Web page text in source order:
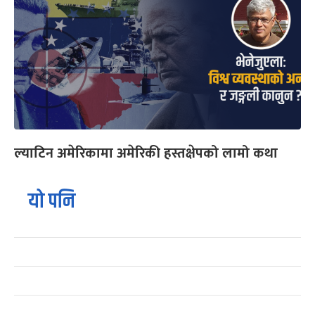
ल्याटिन अमेरिकामा अमेरिकी हस्तक्षेपको लामो कथा
यो पनि